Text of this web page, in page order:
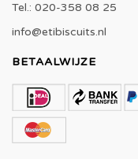
Tel.: 020-358 08 25
info@etibiscuits.nl
BETAALWIJZE